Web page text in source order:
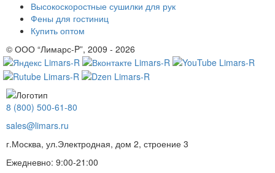
Высокоскоростные сушилки для рук
Фены для гостиниц
Купить оптом
© ООО “Лимарс-P”, 2009 - 2026
8 (800) 500-61-80
sales@limars.ru
г.Москва, ул.Электродная, дом 2, строение 3
Ежедневно: 9:00-21:00